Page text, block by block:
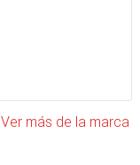
Ver más de la marca